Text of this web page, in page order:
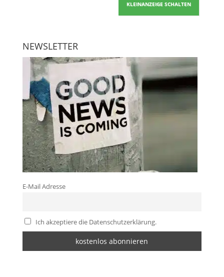
KLEINANZEIGE SCHALTEN
NEWSLETTER
E-Mail Adresse
Ich akzeptiere die Datenschutzerklärung.